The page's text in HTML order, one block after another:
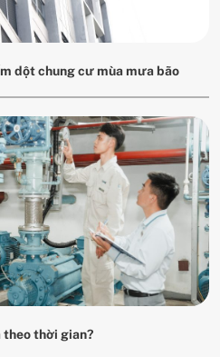
dột chung cư mùa mưa bão
thời gian?